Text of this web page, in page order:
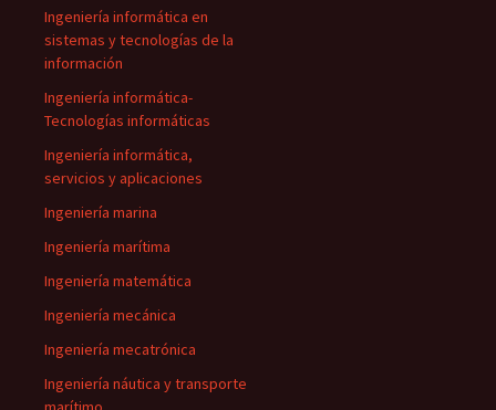
Ingeniería informática en
sistemas y tecnologías de la
información
Ingeniería informática-
Tecnologías informáticas
Ingeniería informática,
servicios y aplicaciones
Ingeniería marina
Ingeniería marítima
Ingeniería matemática
Ingeniería mecánica
Ingeniería mecatrónica
Ingeniería náutica y transporte